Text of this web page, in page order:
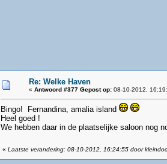
Re: Welke Haven
« Antwoord #377 Gepost op: 08-10-2012,
Bingo! Fernandina, amalia island
Heel goed !
We hebben daar in de plaatselijke saloon nog
« Laatste verandering: 08-10-2012, 16:24:55 door